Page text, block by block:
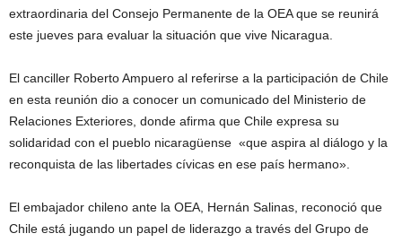
extraordinaria del Consejo Permanente de la OEA que se reunirá
este jueves para evaluar la situación que vive Nicaragua.
El canciller Roberto Ampuero al referirse a la participación de Chile
en esta reunión dio a conocer un comunicado del Ministerio de
Relaciones Exteriores, donde afirma que Chile expresa su
solidaridad con el pueblo nicaragüense «que aspira al diálogo y la
reconquista de las libertades cívicas en ese país hermano».
El embajador chileno ante la OEA, Hernán Salinas, reconoció que
Chile está jugando un papel de liderazgo a través del Grupo de